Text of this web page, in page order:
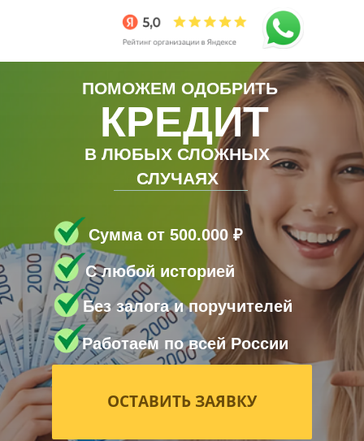
ПОМОЖЕМ ОДОБРИТЬ
ОСТАВИТЬ ЗАЯВКУ
Сумма от 500.000 ₽
Без залога и поручителей
С любой историей
Работаем по всей России
КРЕДИТ
В ЛЮБЫХ СЛОЖНЫХ
СЛУЧАЯХ